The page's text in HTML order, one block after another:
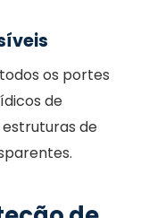
os portes
de
estruturas de